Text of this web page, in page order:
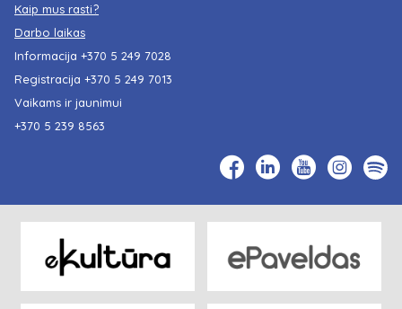
Kaip mus rasti?
Darbo laikas
Informacija +370 5 249 7028
Registracija +370 5 249 7013
Vaikams ir jaunimui
+370 5 239 8563